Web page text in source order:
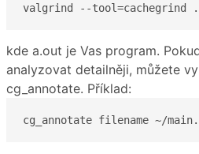
valgrind --tool=cachegrind
kde a.out je Vas program.
analyzovat detailněji, můžete
cg_annotate. Příklad:
cg_annotate filename ~/